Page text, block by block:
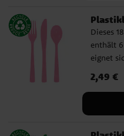
Dieses
enthält
eignet
Sie den
Preis :
2,49 €